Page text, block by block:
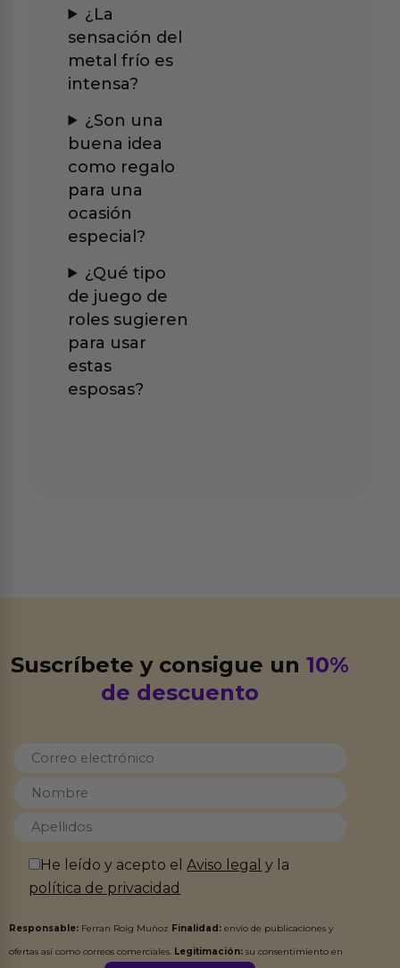
¿La
sensación del
metal frío es
intensa?
¿Son una
buena idea
como regalo
para una
ocasión
especial?
¿Qué tipo
de juego de
roles sugieren
para usar
estas
esposas?
Suscríbete y consigue un10%
de descuento
He leído y acepto elAviso legal y la
política de privacidad
Responsable: Ferran Roig Muñoz Finalidad: envío de publicaciones y
ofertas así como correos comerciales. Legitimación: su consentimiento en